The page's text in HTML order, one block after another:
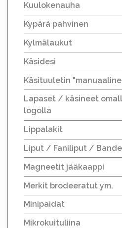
Kuulokenauha
Kypärä pahvinen
Kylmälaukut
Käsidesi
Käsituuletin
Lapaset / käsineet
logolla
Lippalakit
Liput / Faniliput /
Magneetit jääkaappi
Merkit brodeeratut ym.
Minipaidat
Mikrokuituliina